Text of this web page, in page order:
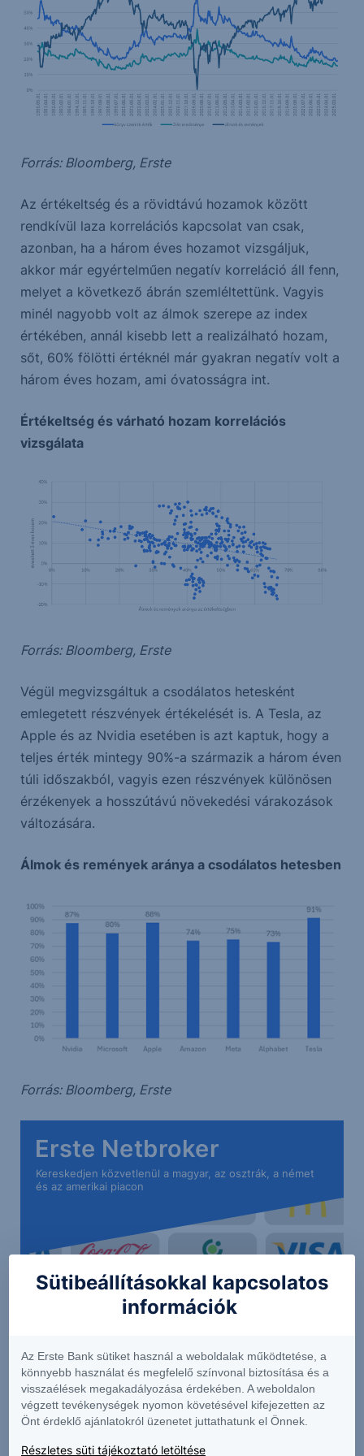
Forrás: Bloomberg, Erste
Az értékeltség és a rövidtávú hozamok között
rendkívül laza korrelációs kapcsolat van csak,
azonban, ha a három éves hozamot vizsgáljuk,
akkor már egyértelműen negatív korreláció áll fenn,
melyet a következő ábrán szemléltettünk. Vagyis
minél nagyobb volt az álmok szerepe az index
értékében, annál kisebb lett a realizálható hozam,
sőt, 60% fölötti értéknél már gyakran negatív volt a
három éves hozam, ami óvatosságra int.
Értékeltség és várható hozam korrelációs
vizsgálata
Forrás: Bloomberg, Erste
Végül megvizsgáltuk a csodálatos hetesként
emlegetett részvények értékelését is. A Tesla, az
Apple és az Nvidia esetében is azt kaptuk, hogy a
teljes érték mintegy 90%-a származik a három éven
túli időszakból, vagyis ezen részvények különösen
érzékenyek a hosszútávú növekedési várakozások
változására.
Álmok és remények aránya a csodálatos hetesben
Forrás: Bloomberg, Erste
Erste Netbroker
Kereskedjen közvetlenül a magyar, az osztrák, a német
és az amerikai piacon
Részletek
Sütibeállításokkal kapcsolatos
információk
Az Erste Bank sütiket használ a weboldalak működtetése, a
könnyebb használat és megfelelő színvonal biztosítása és a
visszaélések megakadályozása érdekében. A weboldalon
végzett tevékenységek nyomon követésével kifejezetten az
Önt érdeklő ajánlatokról üzenetet juttathatunk el Önnek.
Részletes süti tájékoztató letöltése